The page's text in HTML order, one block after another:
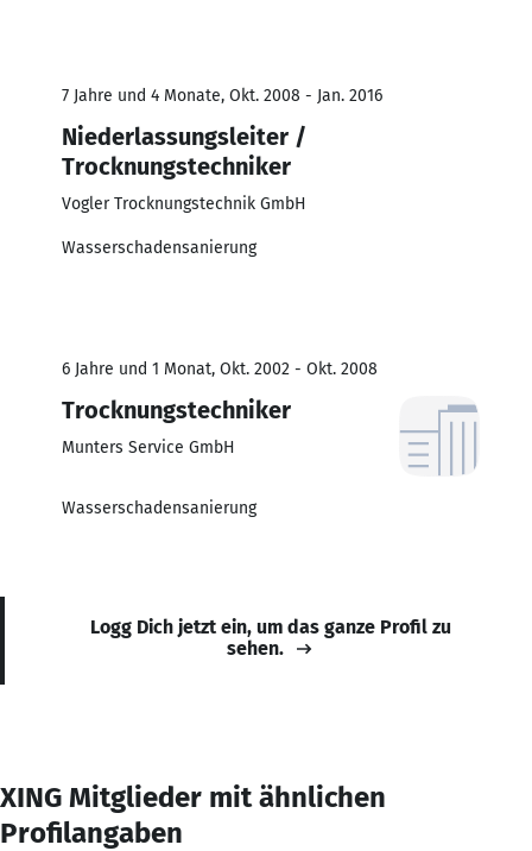
7 Jahre und 4 Monate, Okt. 2008 - Jan. 2016
Niederlassungsleiter /
Trocknungstechniker
Vogler Trocknungstechnik GmbH
Wasserschadensanierung
6 Jahre und 1 Monat, Okt. 2002 - Okt. 2008
Trocknungstechniker
Munters Service GmbH
Wasserschadensanierung
Logg Dich jetzt ein, um das ganze Profil zu
sehen.
XING Mitglieder mit ähnlichen
Profilangaben